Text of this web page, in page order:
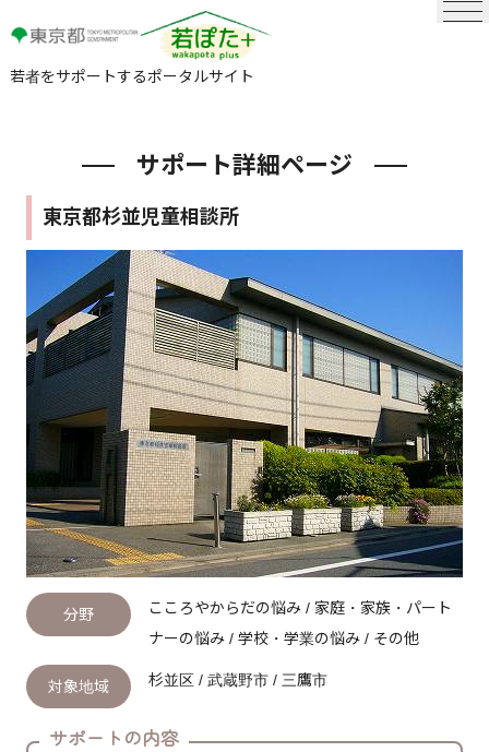
若者をサポートするポータルサイト
サポート詳細ページ
東京都杉並児童相談所
分野
こころやからだの悩み / 家庭・家族・パート
ナーの悩み / 学校・学業の悩み / その他
対象地域 杉並区 / 武蔵野市 / 三鷹市
サポートの内容